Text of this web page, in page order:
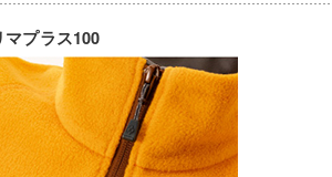
マプラス100